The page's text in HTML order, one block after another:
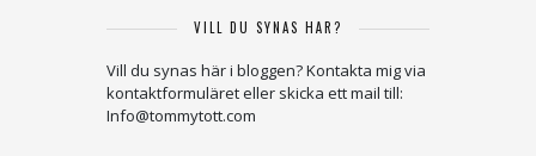
VILL DU SYNAS HÄR?
Vill du synas här i bloggen? Kontakta mig via
kontaktformuläret eller skicka ett mail till:
Info@tommytott.com